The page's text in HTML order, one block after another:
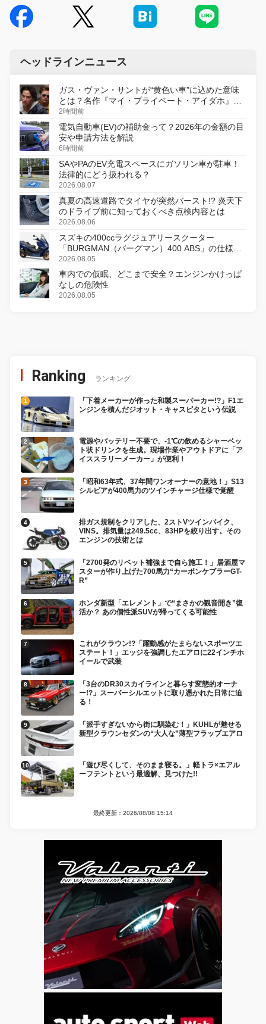
ヘッドラインニュース
ガス・ヴァン・サントが“黄色い車”に込めた意味
とは？名作『マイ・プライベート・アイダホ』が
初のデジタルリマスター版で復活
2時間前
電気自動車(EV)の補助金って？2026年の金額の目
安や申請方法を解説
6時間前
SAやPAのEV充電スペースにガソリン車が駐車！
法律的にどう扱われる？
2026.08.07
真夏の高速道路でタイヤが突然バースト!? 炎天下
のドライブ前に知っておくべき点検内容とは
2026.08.06
スズキの400ccラグジュアリースクーター
「BURGMAN（バーグマン）400 ABS」の仕様を
変更し、8月18日に発売
2026.08.05
車内での仮眠、どこまで安全？エンジンかけっぱ
なしの危険性
2026.08.05
Ranking ランキング
「下着メーカーが作った和製スーパーカー!?」F1エ
ンジンを積んだジオット・キャスピタという伝説
電源やバッテリー不要で、-1℃の飲めるシャーベッ
ト状ドリンクを生成。現場作業やアウトドアに「ア
イススラリーメーカー」が便利！
「昭和63年式、37年間ワンオーナーの意地！」S13
シルビアが400馬力のツインチャージ仕様で覚醒
排ガス規制をクリアした、2ストVツインバイク、
VINS。排気量は249.5cc、83HPを絞り出す。その
エンジンの技術とは
「2700発のリベット補強まで自ら施工！」居酒屋マ
スターが作り上げた700馬力“カーボンケブラーGT-
R”
ホンダ新型「エレメント」で“まさかの観音開き”復
活か？ あの個性派SUVが帰ってくる可能性
これがクラウン!?「躍動感がたまらないスポーツエ
ステート！」エッジを強調したエアロに22インチホ
イールで武装
「3台のDR30スカイラインと暮らす変態的オーナ
ー!?」スーパーシルエットに取り憑かれた日常に迫
る！
「派手すぎないから街に馴染む！」KUHLが魅せる
新型クラウンセダンの“大人な”薄型フラップエアロ
「遊び尽くして、そのまま寝る。」軽トラ×エアル
ーフテントという最適解、見つけた!!
最終更新：2026/08/08 15:14